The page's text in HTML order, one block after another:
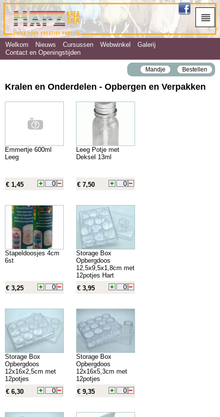
Welkom Nieuws Cursussen Webwinkel
Galerij
Contact en Openingstijden
Mandje Bestellen
Kralen en Onderdelen - Opbergen en Verpakken
Emmertje 600ml
Leeg
€ 1,45
Leeg Potje met
Deksel 13ml
€ 7,50
Stapeldoosjes 4cm
6st
€ 3,25
Storage Box
Opbergdoos
12,5x9,5x1,8cm met
12potjes Hart
€ 3,95
Storage Box
Opbergdoos
12x16x2,5cm met
12potjes
€ 6,30
Storage Box
Opbergdoos
12x16x5,3cm met
12potjes
€ 9,35